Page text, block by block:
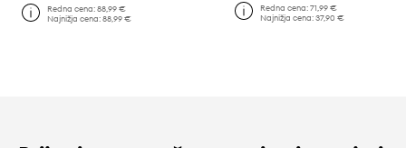
Redna cena:88,99 €
Najnižja cena:88,99 €
Redna cena: 71,99 €
Najnižja cena: 37,90 €